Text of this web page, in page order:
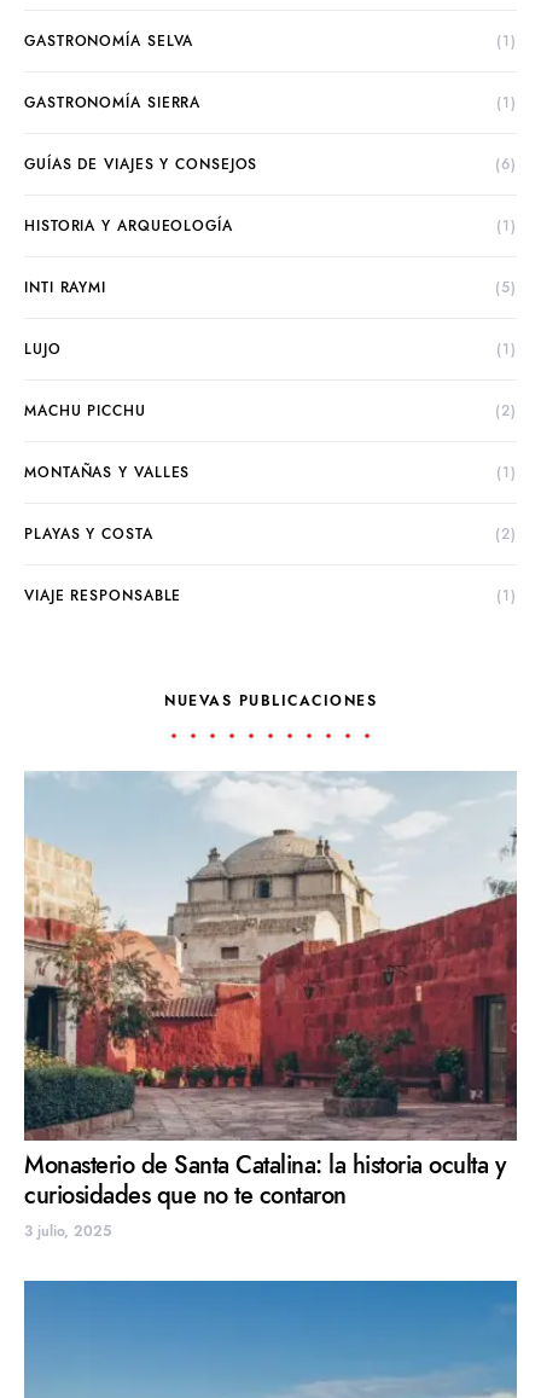
GASTRONOMÍA SELVA (1)
GASTRONOMÍA SIERRA (1)
GUÍAS DE VIAJES Y CONSEJOS (6)
HISTORIA Y ARQUEOLOGÍA (1)
INTI RAYMI (5)
LUJO (1)
MACHU PICCHU (2)
MONTAÑAS Y VALLES (1)
PLAYAS Y COSTA (2)
VIAJE RESPONSABLE (1)
NUEVAS PUBLICACIONES
Monasterio de Santa Catalina: la historia oculta y
curiosidades que no te contaron
3 julio, 2025